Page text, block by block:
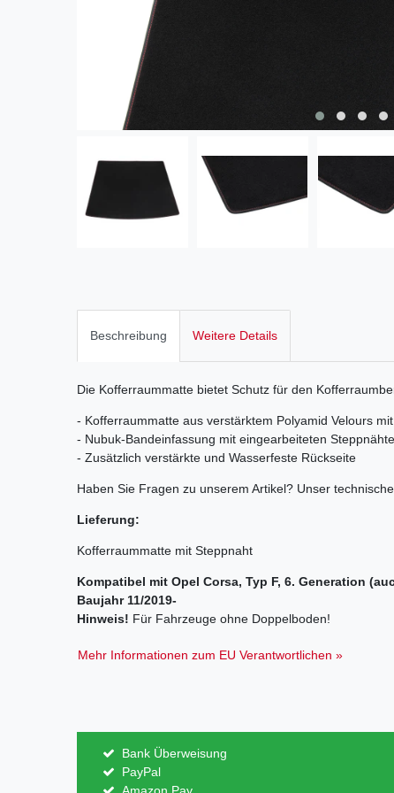
Beschreibung Weitere Details
Die Kofferraummatte bietet Schutz für den
- Kofferraummatte aus verstärktem Polyamid Velours
- Nubuk-Bandeinfassung mit eingearbeiteten
- Zusätzlich verstärkte und Wasserfeste Rückseite
Haben Sie Fragen zu unserem Artikel? Unser
Lieferung:
Kofferraummatte mit Steppnaht
Kompatibel mit Opel Corsa, Typ F, 6. Generation
Baujahr 11/2019-
Hinweis! Für Fahrzeuge ohne Doppelboden!
Mehr Informationen zum EU Verantwortlichen »
Bank Überweisung
PayPal